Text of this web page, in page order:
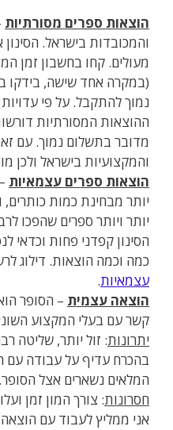
הוצאות ספרים מסורתיות–
והמכובדות בישראל. הסינון
מעולים. קחו בחשבון זמן
(במקרה אחד שישה, בידקו
נמוך להתקבל. על פי עדויות
ההוצאות המסורתיות דורשות
מדובר בתשלום נמוך. עם זאת,
והמקצועיות בישראל ולכן
הוצאות ספרים עצמאיות–
יותר מבחינת כמות כותרים,
יותר ויותר ספרים שהפכו לרבי
הסינון קפדני פחות וכדאי
כמה וכמה הוצאות. דילוג
עצמאיות.
הוצאה עצמית– הסופר הוא
קשר עם בעלי המקצוע השונים
יתרונות: זול יותר, שליטה רבה
בהכרח עדיף על עבודה עם
המלאים נשארים אצל הסופר.
חסרונות: צורך המון זמן ועלול
אני ממליץ לעבוד עם הוצאה